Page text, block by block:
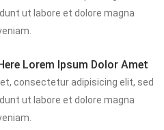
ut labore et dolore magna
Lorem Ipsum Dolor Amet
consectetur adipisicing elit, sed
ut labore et dolore magna